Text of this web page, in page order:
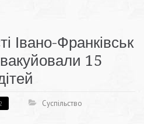
Івано-Франківськ
15
Суспільство